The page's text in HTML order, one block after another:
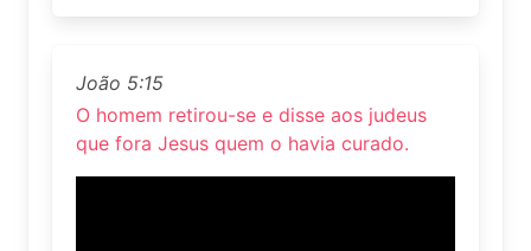
João 5:15
O homem retirou-se e disse aos judeus
que fora Jesus quem o havia curado.